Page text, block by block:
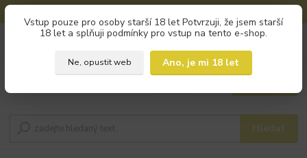
Vstup pouze pro osoby starší 18 let Potvrzuji, že jsem starší
18 let a splňuji podmínky pro vstup na tento e-shop.
Ne, opustit web
Ano, je mi 18 let
Hledat
+420 793 960 166